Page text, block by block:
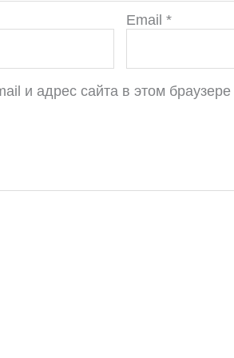
Email *
и адрес сайта в этом